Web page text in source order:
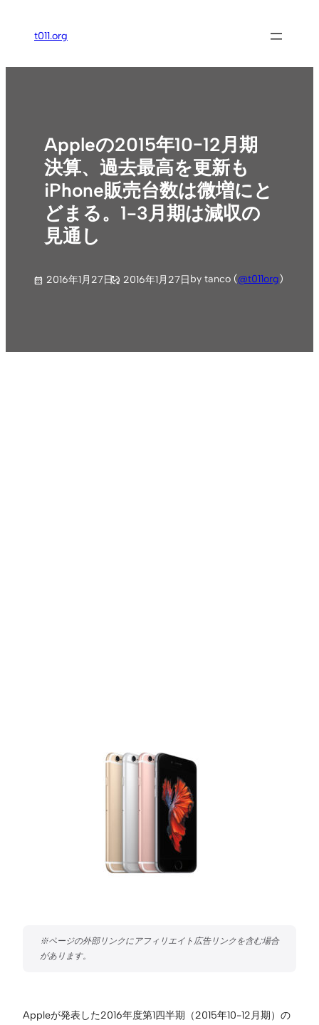
ス
t011.org
Appleの2015年10−12月期
決算、過去最高を更新も
iPhone販売台数は微増にと
どまる。1-3月期は減収の
見通し
2016年1月27日 2016年1月27日by tanco (@t011org)
Appleが発表した2016年度第1四半期（2015年10-12月期）の